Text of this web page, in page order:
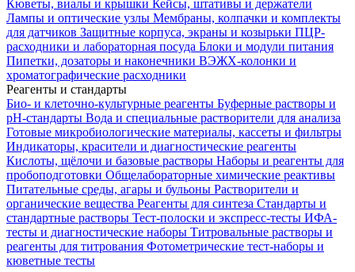
Кюветы, виалы и крышки Кейсы, штативы и держатели
Лампы и оптические узлы Мембраны, колпачки и комплекты
для датчиков Защитные корпуса, экраны и козырьки ПЦР-
расходники и лабораторная посуда Блоки и модули питания
Пипетки, дозаторы и наконечники ВЭЖХ-колонки и
хроматографические расходники
Реагенты и стандарты
Био- и клеточно-культурные реагенты Буферные растворы и
pH-стандарты Вода и специальные растворители для анализа
Готовые микробиологические материалы, кассеты и фильтры
Индикаторы, красители и диагностические реагенты
Кислоты, щёлочи и базовые растворы Наборы и реагенты для
пробоподготовки Общелабораторные химические реактивы
Питательные среды, агары и бульоны Растворители и
органические вещества Реагенты для синтеза Стандарты и
стандартные растворы Тест-полоски и экспресс-тесты ИФА-
тесты и диагностические наборы Титровальные растворы и
реагенты для титрования Фотометрические тест-наборы и
кюветные тесты